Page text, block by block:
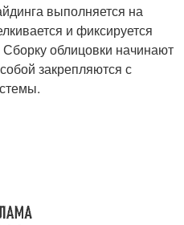
выполняется на
и фиксируется
облицовки начинают
закрепляются с